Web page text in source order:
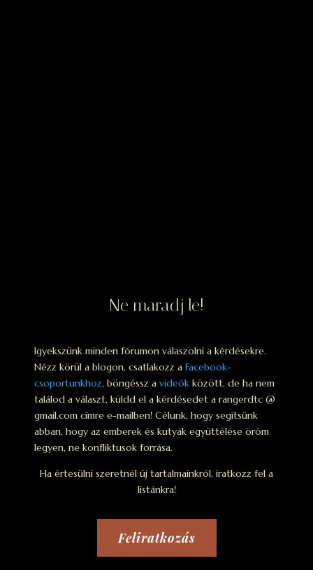
Ne maradj le!
Igyekszünk minden fórumon válaszolni a kérdésekre.
Nézz körül a blogon, csatlakozz aFacebook-
csoportunkhoz, böngéssz avideók között, de ha nem
találod a választ, küldd el a kérdésedet a rangerdtc @
gmail.com címre e-mailben! Célunk, hogy segítsünk
abban, hogy az emberek és kutyák együttélése öröm
legyen, ne konfliktusok forrása.
Ha értesülni szeretnél új tartalmainkról, iratkozz fel a
listánkra!
Feliratkozás